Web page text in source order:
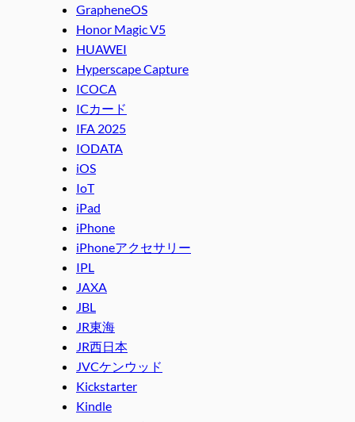
GrapheneOS
Honor Magic V5
HUAWEI
Hyperscape Capture
ICOCA
ICカード
IFA 2025
IODATA
iOS
IoT
iPad
iPhone
iPhoneアクセサリー
IPL
JAXA
JBL
JR東海
JR西日本
JVCケンウッド
Kickstarter
Kindle